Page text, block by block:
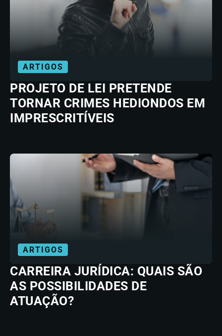
ARTIGOS
PROJETO DE LEI PRETENDE
TORNAR CRIMES HEDIONDOS EM
IMPRESCRITÍVEIS
ARTIGOS
CARREIRA JURÍDICA: QUAIS SÃO
AS POSSIBILIDADES DE
ATUAÇÃO?